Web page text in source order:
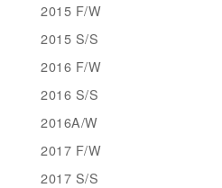
2015 F/W
2015 S/S
2016 F/W
2016 S/S
2016A/W
2017 F/W
2017 S/S